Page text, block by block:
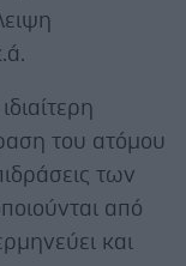
του ατόμου
των
από
και